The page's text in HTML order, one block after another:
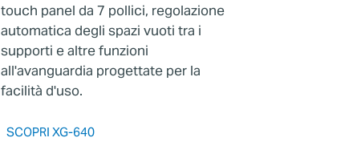
touch panel da 7 pollici, regolazione
automatica degli spazi vuoti tra i
supporti e altre funzioni
all'avanguardia progettate per la
facilità d'uso.
SCOPRI XG-640